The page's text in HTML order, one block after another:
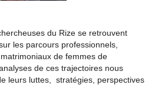
du Rize se retrouvent
les parcours professionnels,
de femmes de
de ces trajectoires nous
leurs luttes, stratégies, perspectives